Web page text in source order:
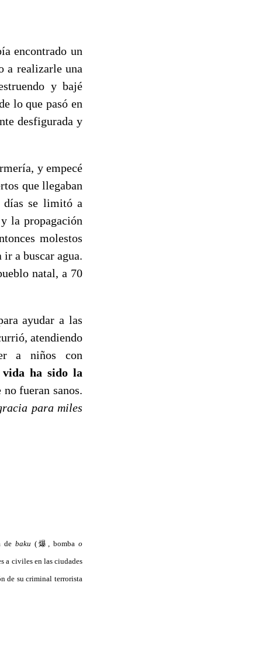
encontrado un
a realizarle una
y bajé
lo que pasó en
desfigurada y
y empecé
que llegaban
días se limitó a
la propagación
molestos
a buscar agua.
natal, a 70
ayudar a las
atendiendo
a niños con
ha sido la
fueran sanos.
para miles
debaku (爆, bomba o
a civiles en las ciudades
de su criminal terrorista